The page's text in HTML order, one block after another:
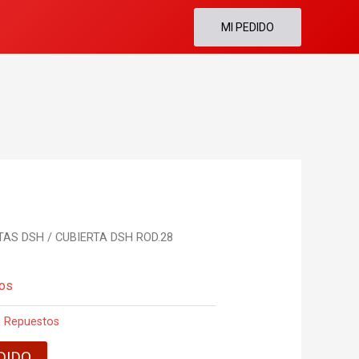
MI PEDIDO
DSH / CUBIERTA DSH ROD.28
Repuestos